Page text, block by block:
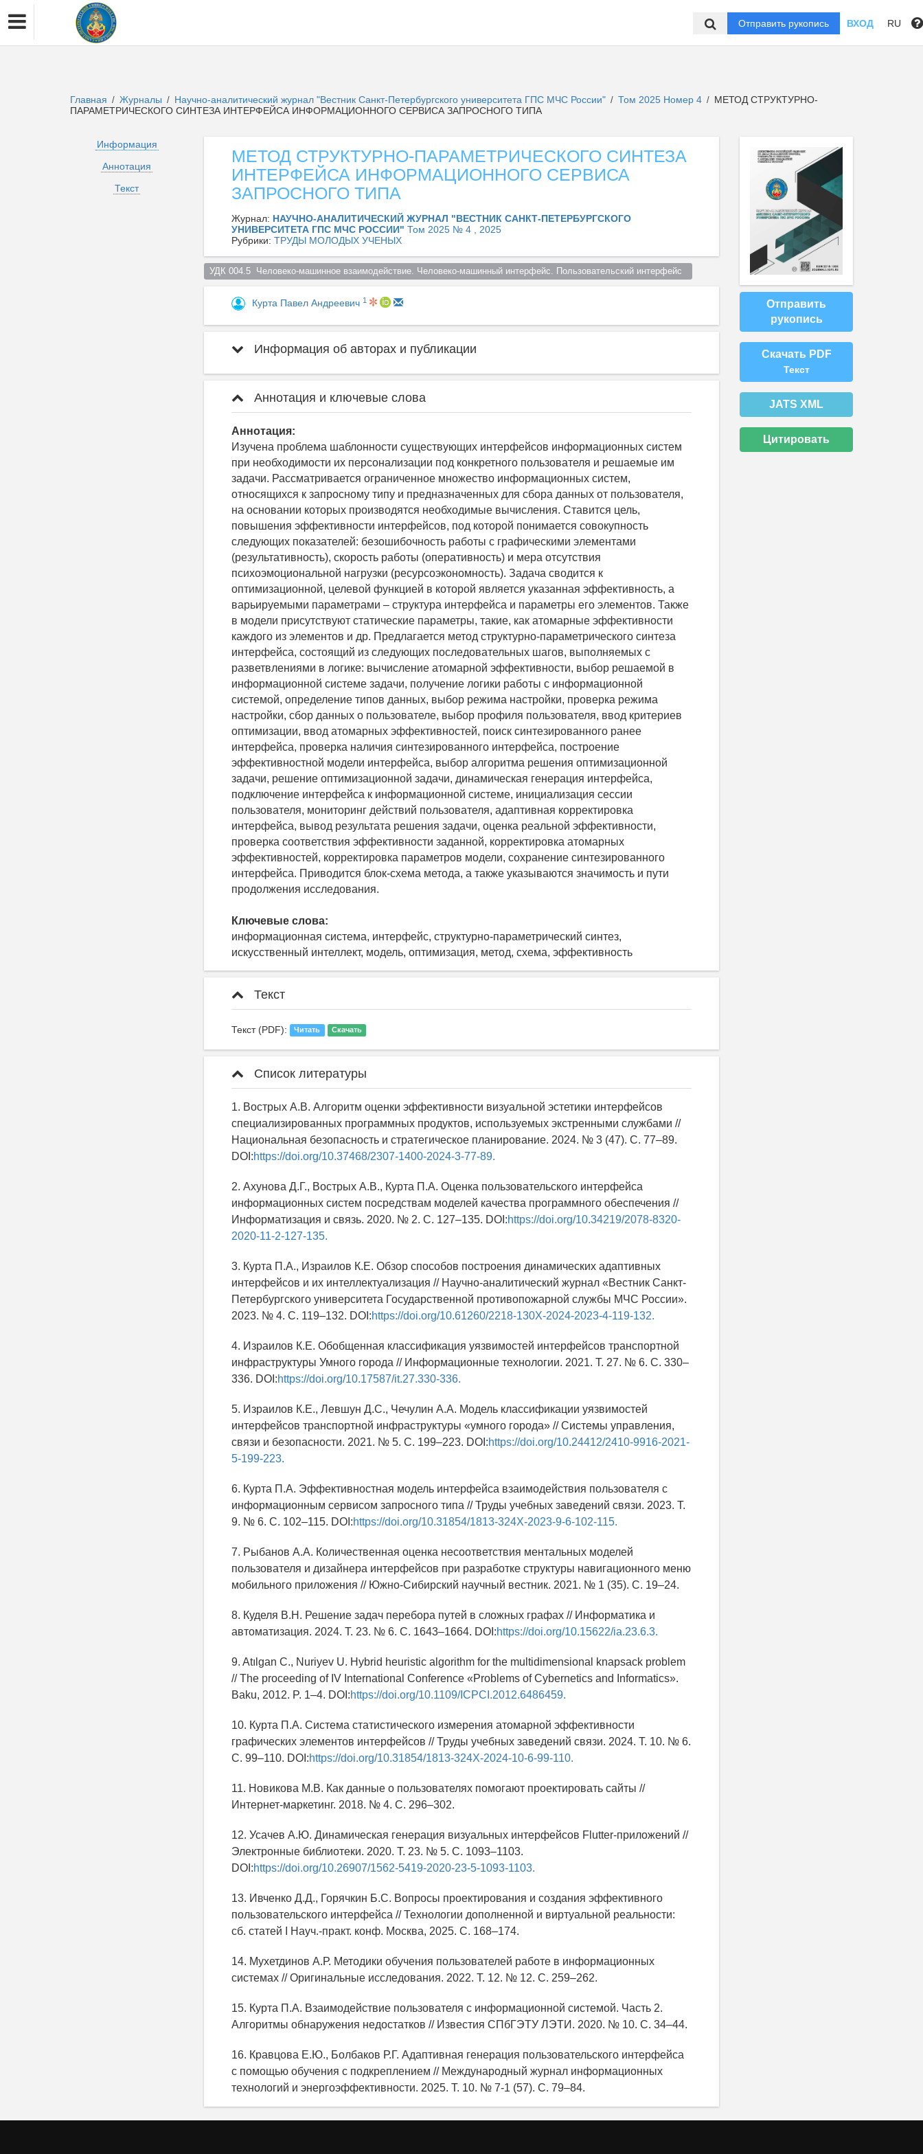
Отправить рукопись ВХОД RU
Главная / Журналы / Научно-аналитический журнал "Вестник Санкт-Петербургского университета ГПС МЧС России" / Том 2025 Номер 4 / МЕТОД СТРУКТУРНО-
ПАРАМЕТРИЧЕСКОГО СИНТЕЗА ИНТЕРФЕЙСА ИНФОРМАЦИОННОГО СЕРВИСА ЗАПРОСНОГО ТИПА
Информация
Аннотация
Текст
МЕТОД СТРУКТУРНО-ПАРАМЕТРИЧЕСКОГО СИНТЕЗА
ИНТЕРФЕЙСА ИНФОРМАЦИОННОГО СЕРВИСА
ЗАПРОСНОГО ТИПА
Журнал: НАУЧНО-АНАЛИТИЧЕСКИЙ ЖУРНАЛ "ВЕСТНИК САНКТ-ПЕТЕРБУРГСКОГО
УНИВЕРСИТЕТА ГПС МЧС РОССИИ" Том 2025 № 4 , 2025
Рубрики: ТРУДЫ МОЛОДЫХ УЧЕНЫХ
УДК 004.5  Человеко-машинное взаимодействие. Человеко-машинный интерфейс. Пользовательский интерфейс
Курта Павел Андреевич 1
Информация об авторах и публикации
Аннотация и ключевые слова
Аннотация:
Изучена проблема шаблонности существующих интерфейсов информационных систем
при необходимости их персонализации под конкретного пользователя и решаемые им
задачи. Рассматривается ограниченное множество информационных систем,
относящихся к запросному типу и предназначенных для сбора данных от пользователя,
на основании которых производятся необходимые вычисления. Ставится цель,
повышения эффективности интерфейсов, под которой понимается совокупность
следующих показателей: безошибочность работы с графическими элементами
(результативность), скорость работы (оперативность) и мера отсутствия
психоэмоциональной нагрузки (ресурсоэкономность). Задача сводится к
оптимизационной, целевой функцией в которой является указанная эффективность, а
варьируемыми параметрами – структура интерфейса и параметры его элементов. Также
в модели присутствуют статические параметры, такие, как атомарные эффективности
каждого из элементов и др. Предлагается метод структурно-параметрического синтеза
интерфейса, состоящий из следующих последовательных шагов, выполняемых с
разветвлениями в логике: вычисление атомарной эффективности, выбор решаемой в
информационной системе задачи, получение логики работы с информационной
системой, определение типов данных, выбор режима настройки, проверка режима
настройки, сбор данных о пользователе, выбор профиля пользователя, ввод критериев
оптимизации, ввод атомарных эффективностей, поиск синтезированного ранее
интерфейса, проверка наличия синтезированного интерфейса, построение
эффективностной модели интерфейса, выбор алгоритма решения оптимизационной
задачи, решение оптимизационной задачи, динамическая генерация интерфейса,
подключение интерфейса к информационной системе, инициализация сессии
пользователя, мониторинг действий пользователя, адаптивная корректировка
интерфейса, вывод результата решения задачи, оценка реальной эффективности,
проверка соответствия эффективности заданной, корректировка атомарных
эффективностей, корректировка параметров модели, сохранение синтезированного
интерфейса. Приводится блок-схема метода, а также указываются значимость и пути
продолжения исследования.
Ключевые слова:
информационная система, интерфейс, структурно-параметрический синтез,
искусственный интеллект, модель, оптимизация, метод, схема, эффективность
Текст
Текст (PDF): Читать Скачать
Список литературы
1. Вострых А.В. Алгоритм оценки эффективности визуальной эстетики интерфейсов
специализированных программных продуктов, используемых экстренными службами //
Национальная безопасность и стратегическое планирование. 2024. № 3 (47). С. 77–89.
DOI:https://doi.org/10.37468/2307-1400-2024-3-77-89.
2. Ахунова Д.Г., Вострых А.В., Курта П.А. Оценка пользовательского интерфейса
информационных систем посредствам моделей качества программного обеспечения //
Информатизация и связь. 2020. № 2. С. 127–135. DOI:https://doi.org/10.34219/2078-8320-
2020-11-2-127-135.
3. Курта П.А., Израилов К.Е. Обзор способов построения динамических адаптивных
интерфейсов и их интеллектуализация // Научно-аналитический журнал «Вестник Санкт-
Петербургского университета Государственной противопожарной службы МЧС России».
2023. № 4. С. 119–132. DOI:https://doi.org/10.61260/2218-130X-2024-2023-4-119-132.
4. Израилов К.Е. Обобщенная классификация уязвимостей интерфейсов транспортной
инфраструктуры Умного города // Информационные технологии. 2021. Т. 27. № 6. С. 330–
336. DOI:https://doi.org/10.17587/it.27.330-336.
5. Израилов К.Е., Левшун Д.С., Чечулин А.А. Модель классификации уязвимостей
интерфейсов транспортной инфраструктуры «умного города» // Системы управления,
связи и безопасности. 2021. № 5. С. 199–223. DOI:https://doi.org/10.24412/2410-9916-2021-
5-199-223.
6. Курта П.А. Эффективностная модель интерфейса взаимодействия пользователя с
информационным сервисом запросного типа // Труды учебных заведений связи. 2023. Т.
9. № 6. С. 102–115. DOI:https://doi.org/10.31854/1813-324X-2023-9-6-102-115.
7. Рыбанов А.А. Количественная оценка несоответствия ментальных моделей
пользователя и дизайнера интерфейсов при разработке структуры навигационного меню
мобильного приложения // Южно-Сибирский научный вестник. 2021. № 1 (35). С. 19–24.
8. Куделя В.Н. Решение задач перебора путей в сложных графах // Информатика и
автоматизация. 2024. Т. 23. № 6. С. 1643–1664. DOI:https://doi.org/10.15622/ia.23.6.3.
9. Atılgan C., Nuriyev U. Hybrid heuristic algorithm for the multidimensional knapsack problem
// The proceeding of IV International Conference «Problems of Cybernetics and Informatics».
Baku, 2012. P. 1–4. DOI:https://doi.org/10.1109/ICPCI.2012.6486459.
10. Курта П.А. Система статистического измерения атомарной эффективности
графических элементов интерфейсов // Труды учебных заведений связи. 2024. Т. 10. № 6.
С. 99–110. DOI:https://doi.org/10.31854/1813-324X-2024-10-6-99-110.
11. Новикова М.В. Как данные о пользователях помогают проектировать сайты //
Интернет-маркетинг. 2018. № 4. С. 296–302.
12. Усачев А.Ю. Динамическая генерация визуальных интерфейсов Flutter-приложений //
Электронные библиотеки. 2020. Т. 23. № 5. С. 1093–1103.
DOI:https://doi.org/10.26907/1562-5419-2020-23-5-1093-1103.
13. Ивченко Д.Д., Горячкин Б.С. Вопросы проектирования и создания эффективного
пользовательского интерфейса // Технологии дополненной и виртуальной реальности:
cб. статей I Науч.-практ. конф. Москва, 2025. С. 168–174.
14. Мухетдинов А.Р. Методики обучения пользователей работе в информационных
системах // Оригинальные исследования. 2022. Т. 12. № 12. С. 259–262.
15. Курта П.А. Взаимодействие пользователя с информационной системой. Часть 2.
Алгоритмы обнаружения недостатков // Известия СПбГЭТУ ЛЭТИ. 2020. № 10. С. 34–44.
16. Кравцова Е.Ю., Болбаков Р.Г. Адаптивная генерация пользовательского интерфейса
с помощью обучения с подкреплением // Международный журнал информационных
технологий и энергоэффективности. 2025. Т. 10. № 7-1 (57). С. 79–84.
Отправить
рукопись
Скачать PDF
Текст
JATS XML
Цитировать